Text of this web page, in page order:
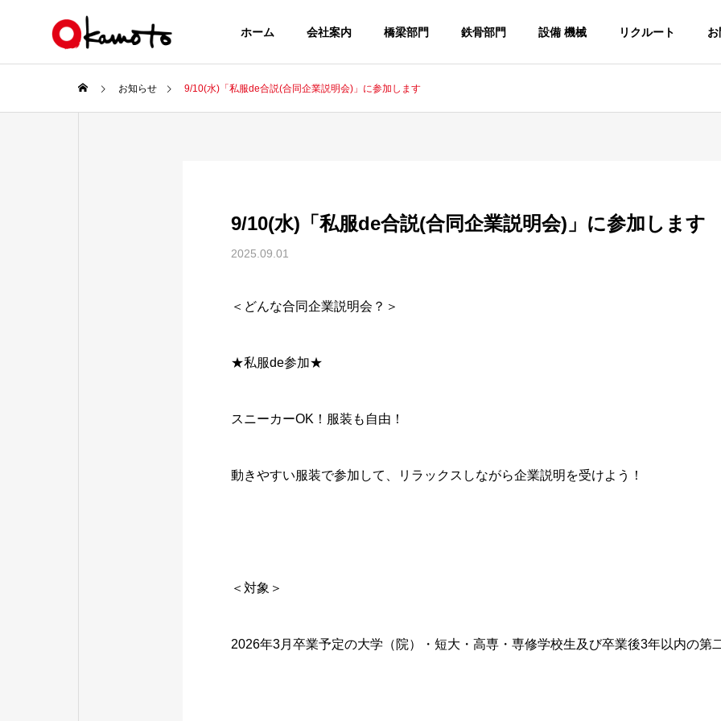
ホーム 会社案内 橋梁部門 鉄骨部門 設備 機械 リクルート
お知らせ 9/10(水)「私服de合説(合同企業説明会)」に参加します
9/10(水)「私服de合説(合同企業説明会)」に参加します
2025.09.01
＜どんな合同企業説明会？＞
★私服de参加★
スニーカーOK！服装も自由！
動きやすい服装で参加して、リラックスしながら企業説明を受けよう！
＜対象＞
2026年3月卒業予定の大学（院）・短大・高専・専修学校生及び卒業後3年以内の第